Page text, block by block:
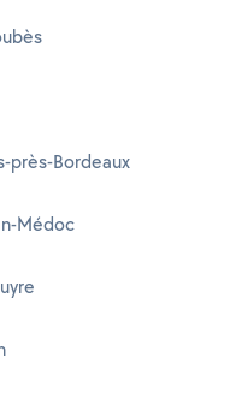
près-Bordeaux
Médoc